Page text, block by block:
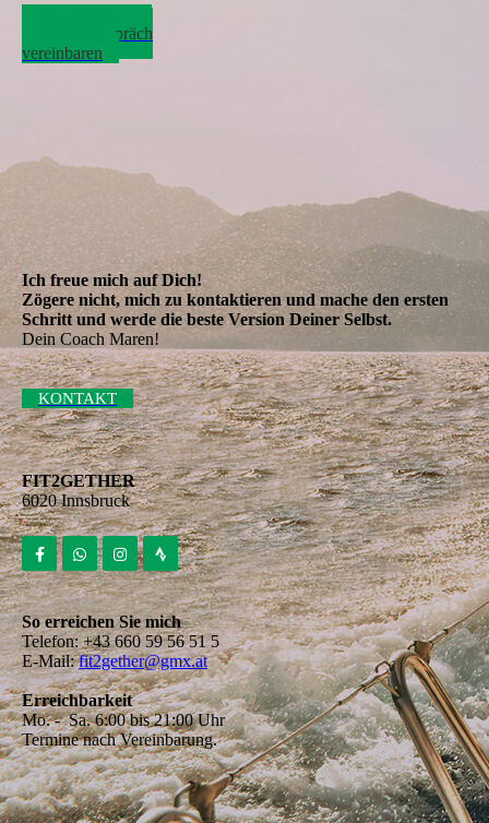
Beratungsgespräch
vereinbaren
Ich freue mich auf Dich!
Zögere nicht, mich zu kontaktieren und mache den ersten
Schritt und werde die beste Version Deiner Selbst.
Dein Coach Maren!
KONTAKT
FIT2GETHER
6020 Innsbruck
So erreichen Sie mich
Telefon: +43 660 59 56 51 5
E-Mail:fit2gether@gmx.at
Erreichbarkeit
Mo. - Sa. 6:00 bis 21:00 Uhr
Termine nach Vereinbarung.